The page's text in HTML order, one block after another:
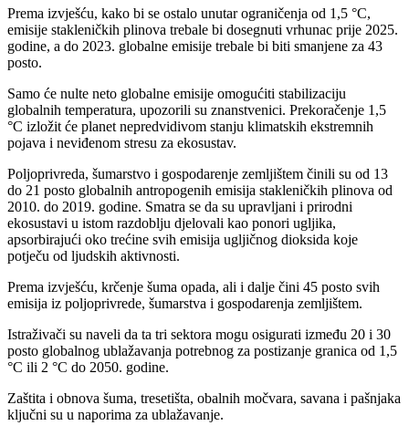
Prema izvješću, kako bi se ostalo unutar ograničenja od 1,5 °C,
emisije stakleničkih plinova trebale bi dosegnuti vrhunac prije 2025.
godine, a do 2023. globalne emisije trebale bi biti smanjene za 43
posto.
Samo će nulte neto globalne emisije omogućiti stabilizaciju
globalnih temperatura, upozorili su znanstvenici. Prekoračenje 1,5
°C izložit će planet nepredvidivom stanju klimatskih ekstremnih
pojava i neviđenom stresu za ekosustav.
Poljoprivreda, šumarstvo i gospodarenje zemljištem činili su od 13
do 21 posto globalnih antropogenih emisija stakleničkih plinova od
2010. do 2019. godine. Smatra se da su upravljani i prirodni
ekosustavi u istom razdoblju djelovali kao ponori ugljika,
apsorbirajući oko trećine svih emisija ugljičnog dioksida koje
potječu od ljudskih aktivnosti.
Prema izvješću, krčenje šuma opada, ali i dalje čini 45 posto svih
emisija iz poljoprivrede, šumarstva i gospodarenja zemljištem.
Istraživači su naveli da ta tri sektora mogu osigurati između 20 i 30
posto globalnog ublažavanja potrebnog za postizanje granica od 1,5
°C ili 2 °C do 2050. godine.
Zaštita i obnova šuma, tresetišta, obalnih močvara, savana i pašnjaka
ključni su u naporima za ublažavanje.